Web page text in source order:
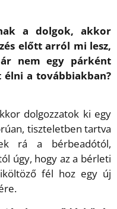
a dolgok, akkor
előtt arról mi lesz,
nem egy párként
a továbbiakban?
dolgozzatok ki egy
tiszteletben tartva
rá a bérbeadótól,
úgy, hogy az a bérleti
fél hoz egy új